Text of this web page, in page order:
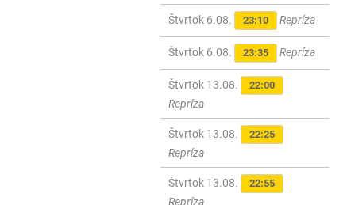
Štvrtok 6.08. 23:10 Repríza
Štvrtok 6.08. 23:35 Repríza
Štvrtok 13.08. 22:00
Repríza
Štvrtok 13.08. 22:25
Repríza
Štvrtok 13.08. 22:55
Repríza